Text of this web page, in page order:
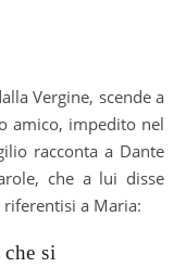
Vergine, scende a
amico, impedito nel
racconta a Dante
che a lui disse
riferentisi a Maria:
si